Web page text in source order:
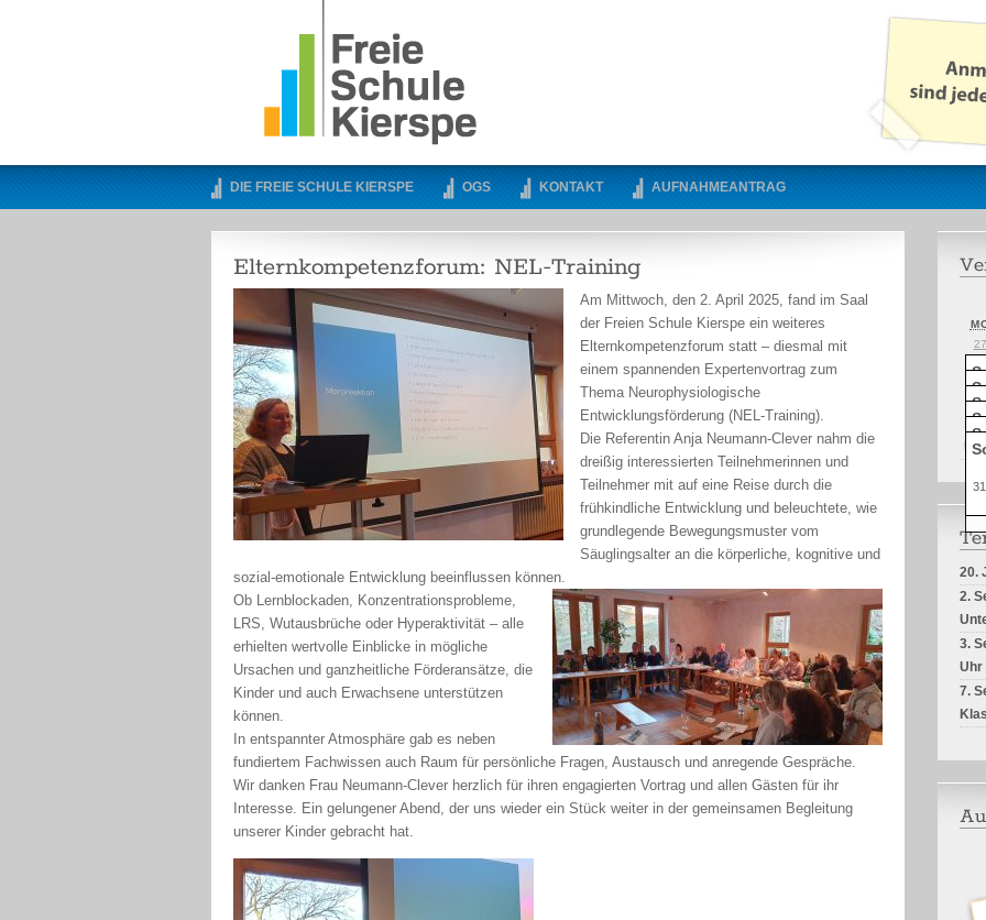
DIE FREIE SCHULE KIERSPE OGS KONTAKT AUFNAHMEANTRAG
Elternkompetenzforum: NEL-Training
Am Mittwoch, den 2. April 2025, fand im Saal
der Freien Schule Kierspe ein weiteres
Elternkompetenzforum statt – diesmal mit
einem spannenden Expertenvortrag zum
Thema Neurophysiologische
Entwicklungsförderung (NEL-Training).
Die Referentin Anja Neumann-Clever nahm die
dreißig interessierten Teilnehmerinnen und
Teilnehmer mit auf eine Reise durch die
frühkindliche Entwicklung und beleuchtete, wie
grundlegende Bewegungsmuster vom
Säuglingsalter an die körperliche, kognitive und
sozial-emotionale Entwicklung beeinflussen können.
Ob Lernblockaden, Konzentrationsprobleme,
LRS, Wutausbrüche oder Hyperaktivität – alle
erhielten wertvolle Einblicke in mögliche
Ursachen und ganzheitliche Förderansätze, die
Kinder und auch Erwachsene unterstützen
können.
In entspannter Atmosphäre gab es neben
fundiertem Fachwissen auch Raum für persönliche Fragen, Austausch und anregende Gespräche.
Wir danken Frau Neumann-Clever herzlich für ihren engagierten Vortrag und allen Gästen für ihr
Interesse. Ein gelungener Abend, der uns wieder ein Stück weiter in der gemeinsamen Begleitung
unserer Kinder gebracht hat.
27
3
10
17
24
31
1.
20.
2.
3.
Uhr
7.